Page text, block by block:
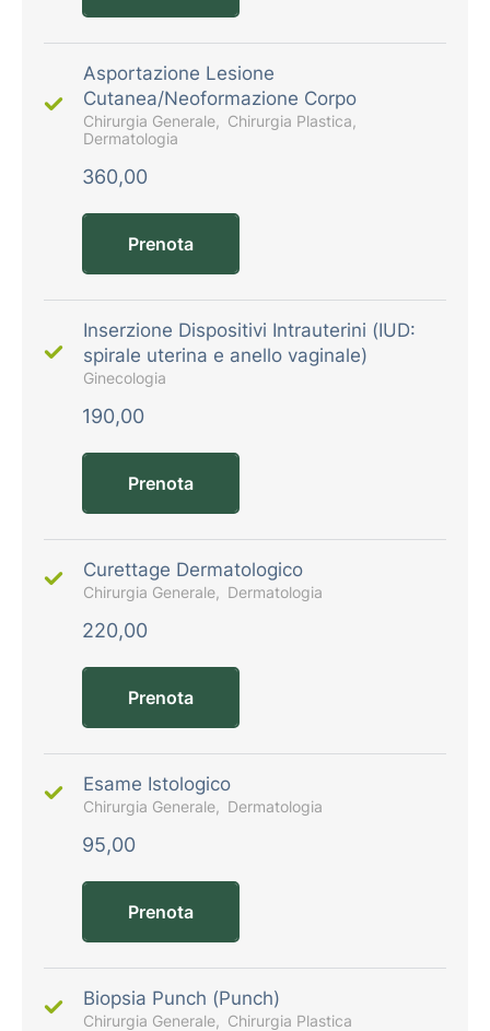
Asportazione Lesione
Cutanea/Neoformazione Corpo
Chirurgia Generale
Chirurgia Plastica
Dermatologia
360,00
Prenota
Inserzione Dispositivi Intrauterini (IUD:
spirale uterina e anello vaginale)
Ginecologia
190,00
Prenota
Curettage Dermatologico
Chirurgia Generale Dermatologia
220,00
Prenota
Esame Istologico
Chirurgia Generale Dermatologia
95,00
Prenota
Biopsia Punch (Punch)
Chirurgia Generale Chirurgia Plastica